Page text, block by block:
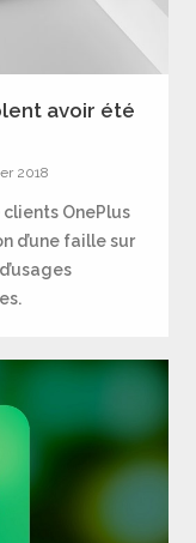
avoir été
2018
clients OnePlus
d’une faille sur